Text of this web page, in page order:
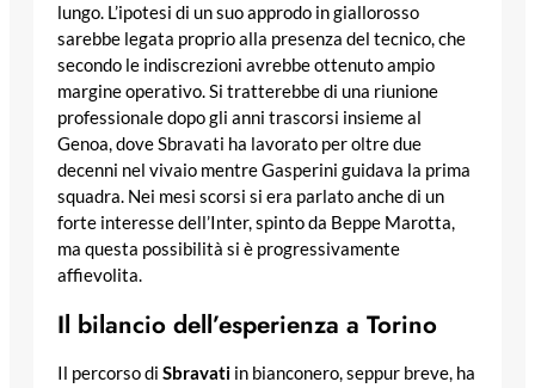
lungo. L’ipotesi di un suo approdo in giallorosso
sarebbe legata proprio alla presenza del tecnico, che
secondo le indiscrezioni avrebbe ottenuto ampio
margine operativo. Si tratterebbe di una riunione
professionale dopo gli anni trascorsi insieme al
Genoa, dove Sbravati ha lavorato per oltre due
decenni nel vivaio mentre Gasperini guidava la prima
squadra. Nei mesi scorsi si era parlato anche di un
forte interesse dell’Inter, spinto da Beppe Marotta,
ma questa possibilità si è progressivamente
affievolita.
Il bilancio dell’esperienza a Torino
Il percorso di Sbravati in bianconero, seppur breve, ha